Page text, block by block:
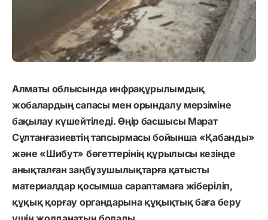
Алматы облысында инфрақұрылымдық
жобалардың сапасы мен орындалу мерзіміне
бақылау күшейтіледі. Өңір басшысы Марат
Сұлтанғазиевтің тапсырмасы бойынша «Қабанды»
және «Шибут» бөгеттерінің құрылысы кезінде
анықталған заңбұзушылықтарға қатысты
материалдар қосымша сараптамаға жіберіліп,
құқық қорғау органдарына құқықтық баға беру